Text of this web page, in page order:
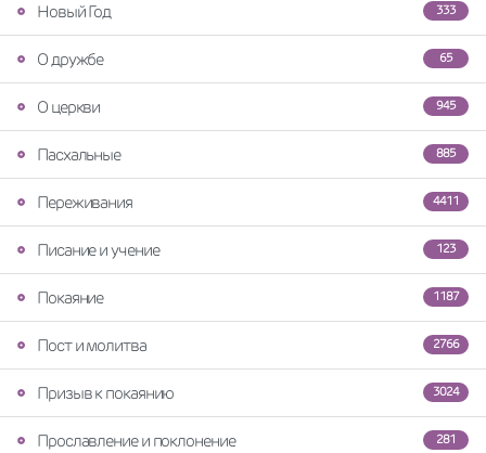
333
Новый Год
65
О дружбе
945
О церкви
885
Пасхальные
4411
Переживания
123
Писание и учение
1187
Покаяние
2766
Пост и молитва
3024
Призыв к покаянию
281
Прославление и поклонение